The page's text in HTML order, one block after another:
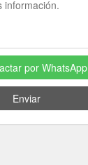
por WhatsApp